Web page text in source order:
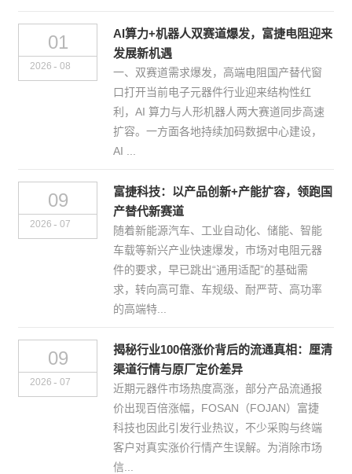
01
2026 - 08
AI算力+机器人双赛道爆发，富捷电阻迎来
发展新机遇
一、双赛道需求爆发，高端电阻国产替代窗
口打开当前电子元器件行业迎来结构性红
利，AI 算力与人形机器人两大赛道同步高速
扩容。一方面各地持续加码数据中心建设，
AI ...
09
2026 - 07
富捷科技：以产品创新+产能扩容，领跑国
产替代新赛道
随着新能源汽车、工业自动化、储能、智能
车载等新兴产业快速爆发，市场对电阻元器
件的要求，早已跳出“通用适配”的基础需
求，转向高可靠、车规级、耐严苛、高功率
的高端特...
09
2026 - 07
揭秘行业100倍涨价背后的流通真相：厘清
渠道行情与原厂定价差异
近期元器件市场热度高涨，部分产品流通报
价出现百倍涨幅，FOSAN（FOJAN）富捷
科技也因此引发行业热议，不少采购与终端
客户对真实涨价行情产生误解。为消除市场
信...